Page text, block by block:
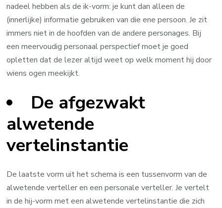
nadeel hebben als de ik-vorm: je kunt dan alleen de
(innerlijke) informatie gebruiken van die ene persoon. Je zit
immers niet in de hoofden van de andere personages. Bij
een meervoudig personaal perspectief moet je goed
opletten dat de lezer altijd weet op welk moment hij door
wiens ogen meekijkt.
De afgezwakt
alwetende
vertelinstantie
De laatste vorm uit het schema is een tussenvorm van de
alwetende verteller en een personale verteller. Je vertelt
in de hij-vorm met een alwetende vertelinstantie die zich